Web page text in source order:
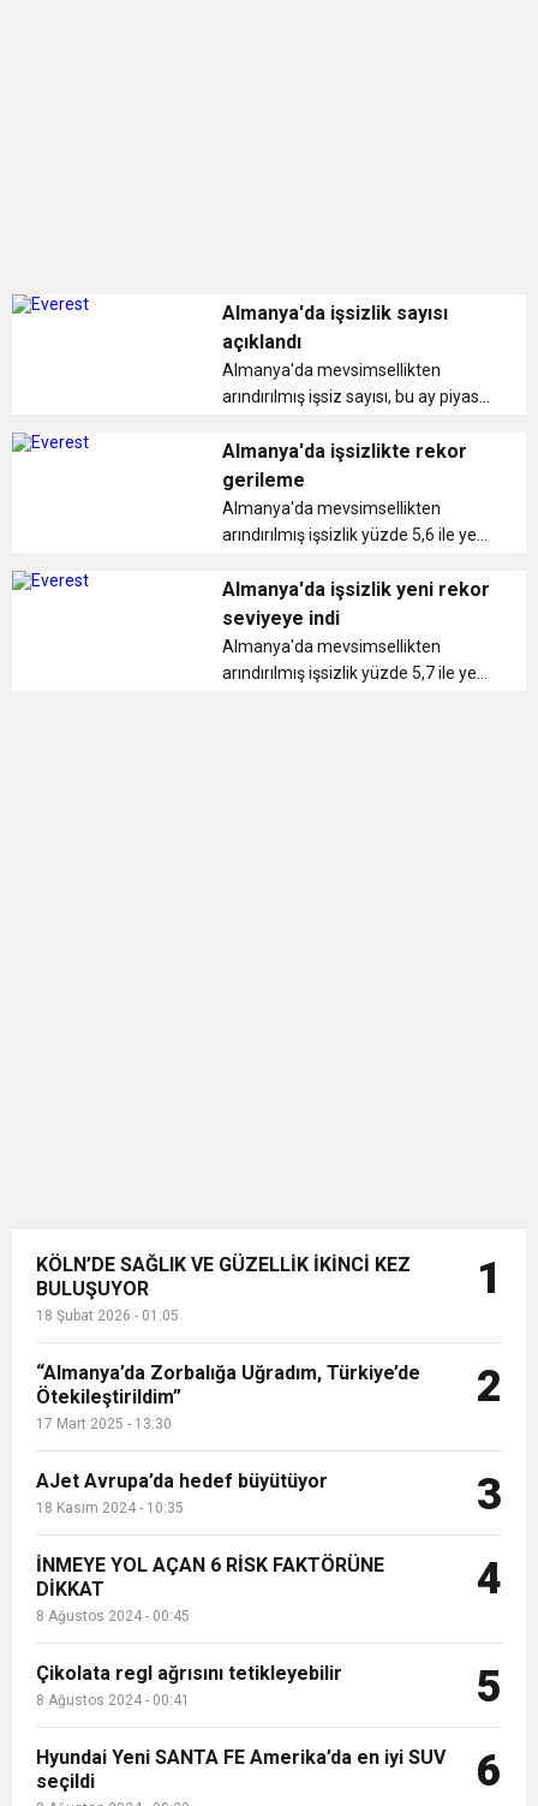
Almanya'da işsizlik sayısı
açıklandı
Almanya'da mevsimsellikten
arındırılmış işsiz sayısı, bu ay piyasa
azalırken, işsizlik oranı da yüzde 5,2
ile yeni rekor seviyeye geriledi. ...
Almanya'da işsizlikte rekor
gerileme
Almanya'da mevsimsellikten
arındırılmış işsizlik yüzde 5,6 ile yeni
Almanya'da işsizlik yeni rekor
seviyeye indi
Almanya'da mevsimsellikten
arındırılmış işsizlik yüzde 5,7 ile yeni
KÖLN’DE SAĞLIK VE GÜZELLİK İKİNCİ KEZ
BULUŞUYOR
18 Şubat 2026 - 01:05
1
“Almanya’da Zorbalığa Uğradım, Türkiye’de
Ötekileştirildim”
17 Mart 2025 - 13:30
2
AJet Avrupa’da hedef büyütüyor
18 Kasım 2024 - 10:35 3
İNMEYE YOL AÇAN 6 RİSK FAKTÖRÜNE
DİKKAT
8 Ağustos 2024 - 00:45
4
Çikolata regl ağrısını tetikleyebilir
8 Ağustos 2024 - 00:41 5
Hyundai Yeni SANTA FE Amerika’da en iyi SUV
seçildi
6